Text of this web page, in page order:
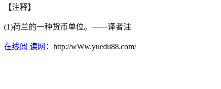
【注释】
(1)荷兰的一种货币单位。——译者注
在线阅 读网 ：http://wWw.yuedu88.com/